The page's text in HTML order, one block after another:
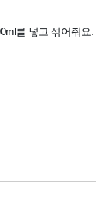
를 넣고 섞어줘요.